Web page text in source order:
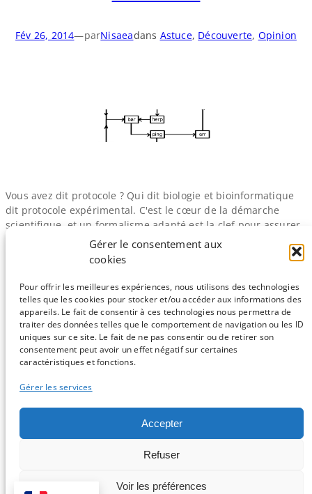
Gérer le consentement aux
cookies
Pour offrir les meilleures expériences, nous utilisons des technologies
telles que les cookies pour stocker et/ou accéder aux informations des
appareils. Le fait de consentir à ces technologies nous permettra de
traiter des données telles que le comportement de navigation ou les ID
uniques sur ce site. Le fait de ne pas consentir ou de retirer son
consentement peut avoir un effet négatif sur certaines
caractéristiques et fonctions.
Gérer les services
Accepter
Refuser
Voir les préférences
Fév 26, 2014—parNisaeadans Astuce, Découverte, Opinion
Vous avez dit protocole ? Qui dit biologie et bioinformatique
dit protocole expérimental. C'est le cœur de la démarche
scientifique, et un formalisme adapté est la clef pour assurer
la reproductibilité des expériences, et ainsi garantir la
validation des découvertes par la communauté. En paillasse,
plutôt naturellement…
Sauf mention contraire, tous les articles du blog sont sous licence
Vous souhaitez participer ?
Contactez nous !